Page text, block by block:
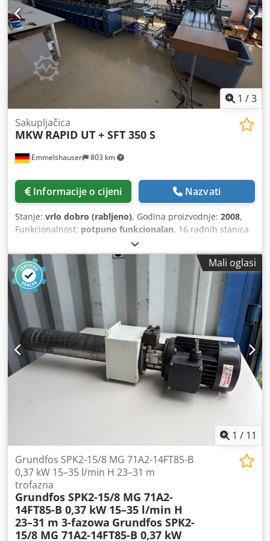
1 /3
Emmelshausen 803 km
Sakupljačica
MKW RAPID UT + SFT 350 S
Informacije o cijeni Nazvati
Stanje: vrlo dobro (rabljeno), Godina proizvodnje: 2008,
Funkcionalnost: potpuno funkcionalan, 16 radnih stanica
+ ručni uređaj Uređaj za slaganje u visoke hrpe Dedpfx
Aiozrxfgeveck SFT 350 S (spajanje, savijanje, rezanje) 4
glave za spajanje Otprilike 11,9 milijuna spojenih
primjeraka
Mali oglasi
1 / 11
Grundfos SPK2-15/8 MG 71A2-14FT85-B
0,37 kW 15–35 l/min H 23–31 m
trofazna
Grundfos SPK2-15/8 MG 71A2-
14FT85-B 0,37 kW 15–35 l/min H
23–31 m 3-fazowa Grundfos SPK2-
15/8 MG 71A2-14FT85-B 0,37 kW